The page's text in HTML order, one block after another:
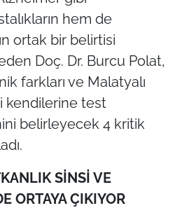
hem de
ortak bir belirtisi
Doç. Dr. Burcu Polat,
farkları ve Malatyalı
kendilerine test
belirleyecek 4 kritik
SİNSİ VE
ORTAYA ÇIKIYOR